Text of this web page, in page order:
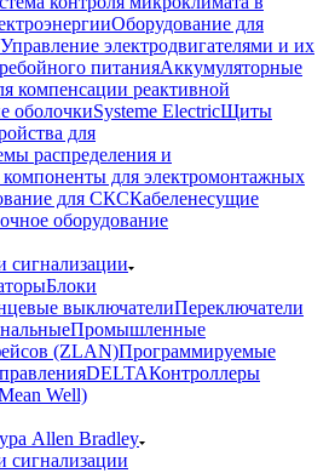
Оборудование для
Управление электродвигателями и их
питанияАккумуляторные
компенсации реактивной
оболочкиSysteme ElectricЩиты
для
распределения и
для электромонтажных
для СКСКабеленесущие
оборудование
сигнализации
Блоки
выключателиПереключатели
Промышленные
(ZLAN)Программируемые
DELTAКонтроллеры
Well)
Allen Bradley
сигнализации